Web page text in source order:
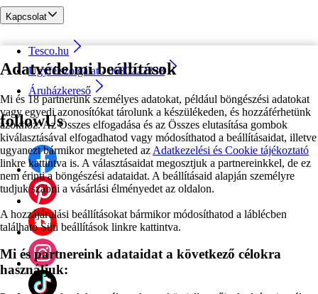
Adatvédelmi beállítások
Mi és 18 partnerünk személyes adatokat, például böngészési adatokat
vagy egyedi azonosítókat tárolunk a készülékeden, és hozzáférhetünk
azokhoz. Az Összes elfogadása és az Összes elutasítása gombok
kiválasztásával elfogadhatod vagy módosíthatod a beállításaidat, illetve
ugyanezt bármikor megteheted az Adatkezelési és Cookie tájékoztató
linkre kattintva is. A választásaidat megosztjuk a partnereinkkel, de ez
nem érinti a böngészési adataidat. A beállításaid alapján személyre
tudjuk szabni a vásárlási élményedet az oldalon.
A hozzájárulási beállításokat bármikor módosíthatod a láblécben
található Süti beállítások linkre kattintva.
Mi és partnereink adataidat a következő célokra
használjuk:
Kapcsolat
Tesco.hu
Ügyfélszolgálat - 0680222333
Áruházkereső
followUs